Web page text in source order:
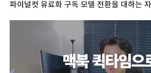
파이널컷 유료화 구독 모델 전환을 대하는 자